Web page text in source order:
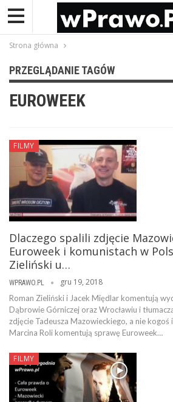
Strona główna
PRZEGLĄDANIE TAGÓW
EUROWEEK
FILMY
Dlaczego spalili zdjęcie
Euroweek i komunistach w
Zieliński u…
WPRAWO.PL gru 19, 2018
Roman Zieliński i Jacek Międlar komentują
Dąbrowie Górniczej oraz Wrocławiu i
zdjęcie Tadeusza Mazowieckiego, a nie
Marcina Roli komentują sprawę Euroweek…
FILMY